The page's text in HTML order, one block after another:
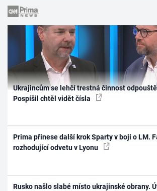
Ukrajincům se lehčí trestná činnost
Pospíšil chtěl vidět čísla
Prima přinese další krok Sparty v boji o LM.
rozhodující odvetu v Lyonu
Rusko našlo slabé místo ukrajinské obrany.